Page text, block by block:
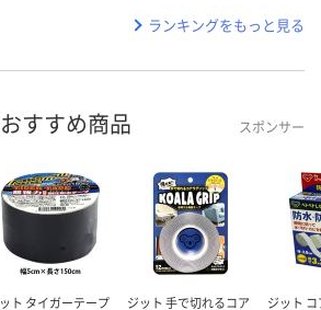
ランキングをもっと見る
すすめ商品 スポンサー
ト タイガーテープ
ジット 手で切れるコア
ジット